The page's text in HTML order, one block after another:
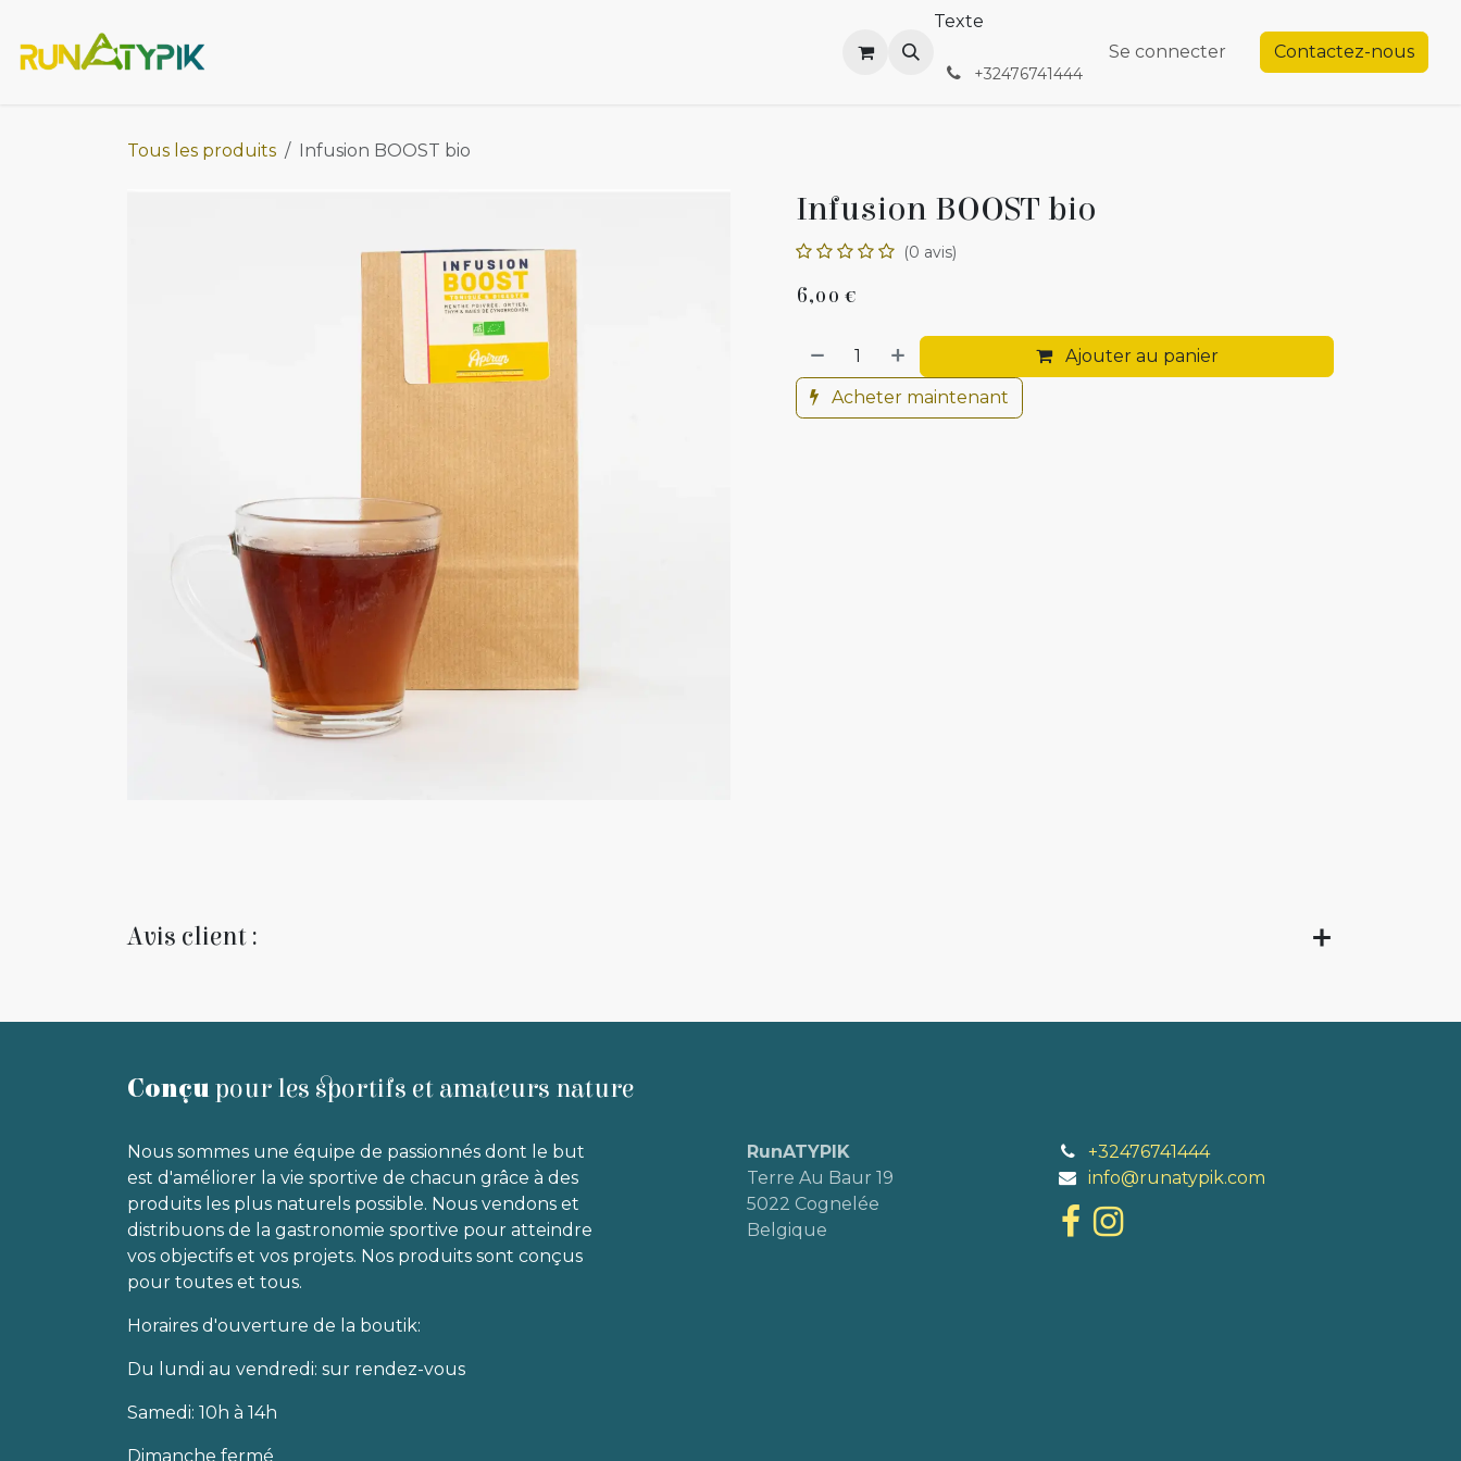
Le blog atypik Contactez-nous
Texte
+32476741444
Se connecter Contactez-nous
Tous les produits Infusion BOOST bio
Infusion BOOST bio
(0 avis)
6,00 €
Ajouter au panier
Acheter maintenant
Avis client :
Conçupour les sportifs et amateurs nature
Nous sommes une équipe de passionnés dont le but
est d'améliorer la vie sportive de chacun grâce à des
produits les plus naturels possible. Nous vendons et
distribuons de la gastronomie sportive pour atteindre
vos objectifs et vos projets. Nos produits sont conçus
pour toutes et tous.
Horaires d'ouverture de la boutik:
Du lundi au vendredi: sur rendez-vous
Samedi: 10h à 14h
Dimanche fermé
RunATYPIK
Terre Au Baur 19
5022 Cognelée
Belgique
+32476741444
info@runatypik.com